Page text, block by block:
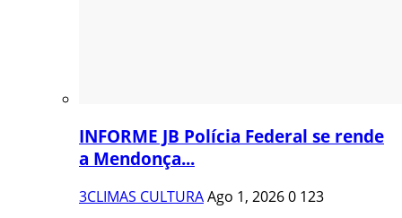
INFORME JB Polícia Federal se rende
a Mendonça...
3CLIMAS CULTURAAgo 1, 20260 123